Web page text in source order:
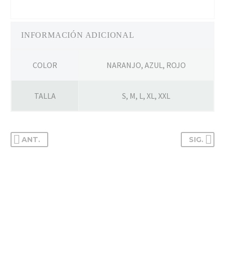
INFORMACIÓN ADICIONAL
COLOR NARANJO, AZUL, ROJO
TALLA S, M, L, XL, XXL
ANT. SIG.